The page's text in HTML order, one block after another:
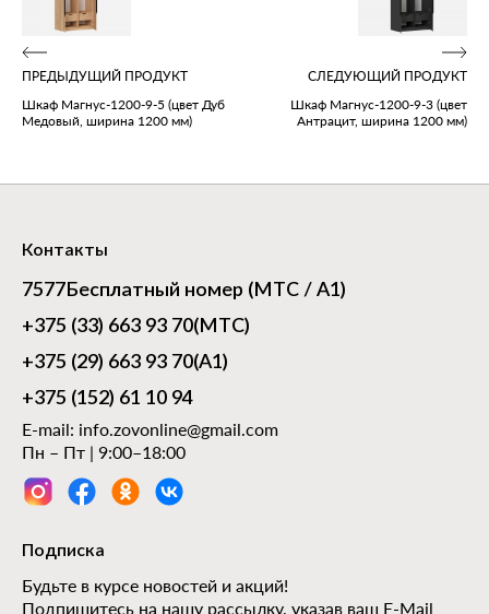
ПРЕДЫДУЩИЙ ПРОДУКТ
Шкаф Магнус‑1200‑9‑5 (цвет Дуб
Медовый, ширина 1200 мм)
СЛЕДУЮЩИЙ ПРОДУКТ
Шкаф Магнус‑1200‑9‑3 (цвет
Антрацит, ширина 1200 мм)
Контакты
7577 Бесплатный номер (МТС / А1)
+375 (33) 663 93 70(МТС)
+375 (29) 663 93 70(А1)
+375 (152) 61 10 94
E-mail: info.zovonline@gmail.com
Пн – Пт | 9:00–18:00
Подписка
Будьте в курсе новостей и акций!
Подпишитесь на нашу рассылку, указав ваш E-Mail